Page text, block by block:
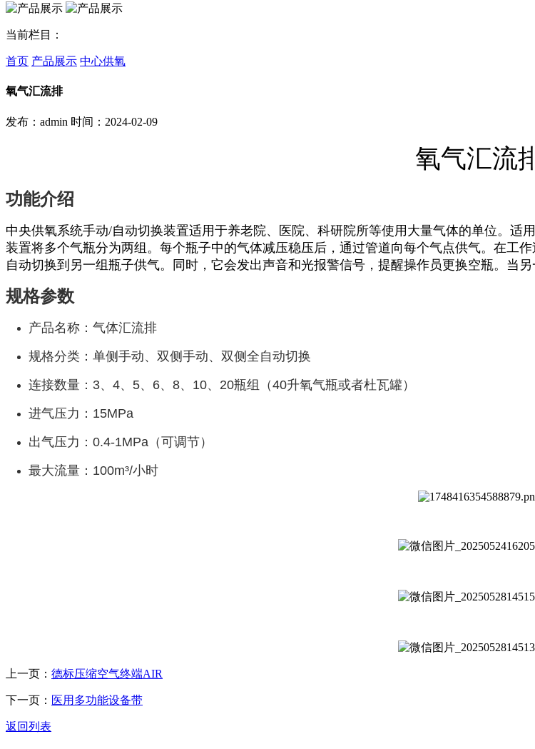
当前栏目：
首页 产品展示 中心供氧
氧气汇流排
发布：admin 时间：2024-02-09
氧气汇流
功能介绍
中央供氧系统手动/自动切换装置适用于养老院、医院、科研院所等使用大量气体的单位。
装置将多个气瓶分为两组。每个瓶子中的气体减压稳压后，通过管道向每个气点供气。在工
自动切换到另一组瓶子供气。同时，它会发出声音和光报警信号，提醒操作员更换空瓶。当
规格参数
产品名称：气体汇流排
规格分类：单侧手动、双侧手动、双侧全自动切换
连接数量：3、4、5、6、8、10、20瓶组（40升氧气瓶或者杜瓦罐）
进气压力：15MPa
出气压力：0.4-1MPa（可调节）
最大流量：100m³/小时
上一页： 德标压缩空气终端AIR
下一页： 医用多功能设备带
返回列表